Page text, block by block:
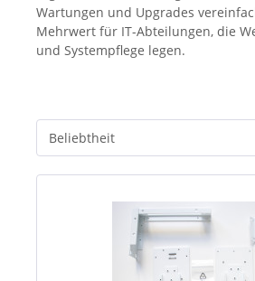
Wartungen und Upgrades
Mehrwert für IT-Abteilungen, die
und Systempflege legen.